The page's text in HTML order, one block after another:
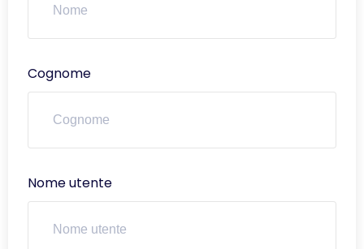
Cognome
Nome utente